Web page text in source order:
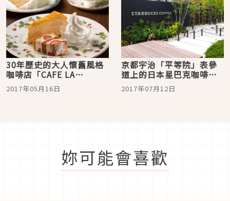
30年歷史的大人懷舊風格
咖啡店「CAFE LA
MILLE」
2017年05月16日
京都宇治「平等院」表參
道上的日本星巴克咖啡店
舖超美超和風！
2017年07月12日
妳可能會喜歡